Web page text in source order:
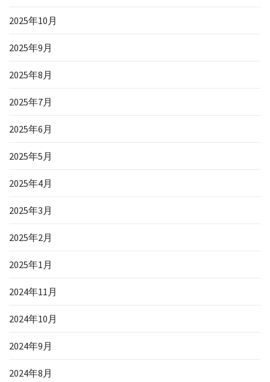
2025年10月
2025年9月
2025年8月
2025年7月
2025年6月
2025年5月
2025年4月
2025年3月
2025年2月
2025年1月
2024年11月
2024年10月
2024年9月
2024年8月